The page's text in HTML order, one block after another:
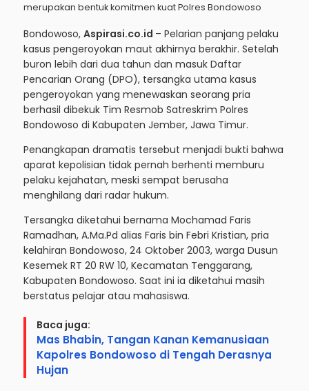
merupakan bentuk komitmen kuat Polres Bondowoso
Bondowoso, Aspirasi.co.id – Pelarian panjang pelaku
kasus pengeroyokan maut akhirnya berakhir. Setelah
buron lebih dari dua tahun dan masuk Daftar
Pencarian Orang (DPO), tersangka utama kasus
pengeroyokan yang menewaskan seorang pria
berhasil dibekuk Tim Resmob Satreskrim Polres
Bondowoso di Kabupaten Jember, Jawa Timur.
Penangkapan dramatis tersebut menjadi bukti bahwa
aparat kepolisian tidak pernah berhenti memburu
pelaku kejahatan, meski sempat berusaha
menghilang dari radar hukum.
Tersangka diketahui bernama Mochamad Faris
Ramadhan, A.Ma.Pd alias Faris bin Febri Kristian, pria
kelahiran Bondowoso, 24 Oktober 2003, warga Dusun
Kesemek RT 20 RW 10, Kecamatan Tenggarang,
Kabupaten Bondowoso. Saat ini ia diketahui masih
berstatus pelajar atau mahasiswa.
Baca juga:
Mas Bhabin, Tangan Kanan Kemanusiaan
Kapolres Bondowoso di Tengah Derasnya
Hujan